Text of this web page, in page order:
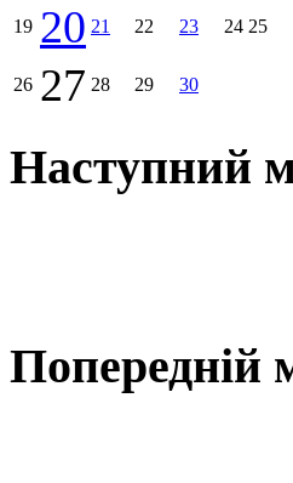
19 20 21 22 23 24 25
26 27 28 29 30
Наступний
Попередній